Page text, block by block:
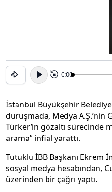
15 0:00
İstanbul Büyükşehir
duruşmada, Medya A.Ş.’nin
Türker’in gözaltı sürecinde
arama” infial yarattı.
Tutuklu İBB Başkanı Ekrem
sosyal medya hesabından,
üzerinden bir çağrı yaptı.